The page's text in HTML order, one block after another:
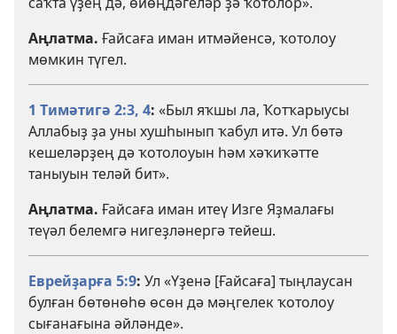
Аңлатма. Ғайсаға иман итмәйенсә, ҡотолоу
мөмкин түгел.
1 Тимәтигә 2:3, 4: «Был яҡшы ла, Ҡотҡарыусы
Аллабыҙ ҙа уны хушһынып ҡабул итә. Ул бөтә
кешеләрҙең дә ҡотолоуын һәм хәҡиҡәтте
таныуын теләй бит».
Аңлатма. Ғайсаға иман итеү Изге Яҙмалағы
теүәл белемгә нигеҙләнергә тейеш.
Еврейҙарға 5:9: Ул «Үҙенә [Ғайсаға] тыңлаусан
булған бөтөнөһө өсөн дә мәңгелек ҡотолоу
сығанағына әйләнде».